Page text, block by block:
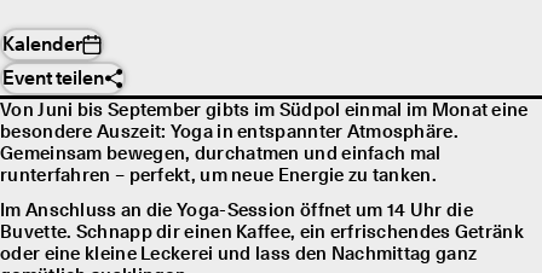
Kalender
Event teilen
Von Juni bis September gibts im Südpol einmal im Monat eine
besondere Auszeit: Yoga in entspannter Atmosphäre.
Gemeinsam bewegen, durchatmen und einfach mal
runterfahren – perfekt, um neue Energie zu tanken.
Im Anschluss an die Yoga-Session öffnet um 14 Uhr die
Buvette. Schnapp dir einen Kaffee, ein erfrischendes Getränk
oder eine kleine Leckerei und lass den Nachmittag ganz